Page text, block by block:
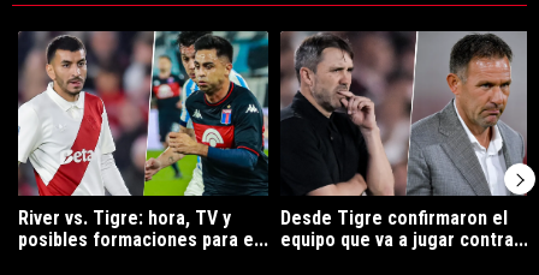
Un artículo de tendencia con el título "River vs. Tigre: hora, TV y
River vs. Tigre: hora, TV y
posibles formaciones para e...
Un artículo de tendencia con el
Desde Tigre confirmaron el
equipo que va a jugar contra...